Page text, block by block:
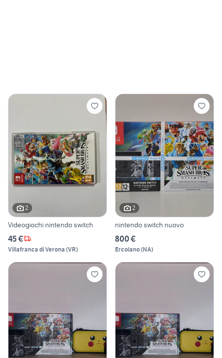
2
Videogiochi nintendo switch
45 €
Villafranca di Verona (VR)
2
nintendo switch nuovo
800 €
Ercolano(NA)